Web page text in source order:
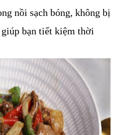
nồi sạch bóng, không bị
bạn tiết kiệm thời